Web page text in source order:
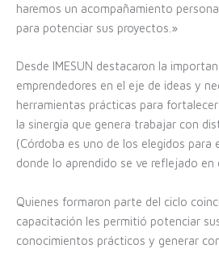
haremos un acompañamiento
para potenciar sus proyectos.»
Desde IMESUN destacaron la
emprendedores en el eje de ideas y
herramientas prácticas para
la sinergia que genera trabajar con
(Córdoba es uno de los elegidos para
donde lo aprendido se ve reflejado en
Quienes formaron parte del ciclo
capacitación les permitió potenciar
conocimientos prácticos y generar